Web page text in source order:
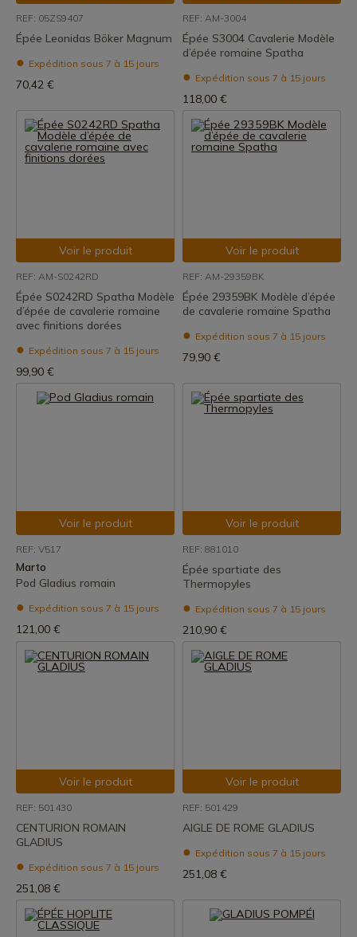
REF: 05ZS9407
Épée Leonidas Böker Magnum
Expédition sous 7 à 15 jours
70,42 €
REF: AM-3004
Épée S3004 Cavalerie Modèle
d’épée romaine Spatha
Expédition sous 7 à 15 jours
118,00 €
Voir le produit
REF: AM-S0242RD
Épée S0242RD Spatha Modèle
d’épée de cavalerie romaine
avec finitions dorées
Expédition sous 7 à 15 jours
99,90 €
Voir le produit
REF: AM-29359BK
Épée 29359BK Modèle d’épée
de cavalerie romaine Spatha
Expédition sous 7 à 15 jours
79,90 €
Voir le produit
REF: V517
Marto
Pod Gladius romain
Expédition sous 7 à 15 jours
121,00 €
Voir le produit
REF: 881010
Épée spartiate des
Thermopyles
Expédition sous 7 à 15 jours
210,90 €
Voir le produit
REF: 501430
CENTURION ROMAIN
GLADIUS
Expédition sous 7 à 15 jours
251,08 €
Voir le produit
REF: 501429
AIGLE DE ROME GLADIUS
Expédition sous 7 à 15 jours
251,08 €